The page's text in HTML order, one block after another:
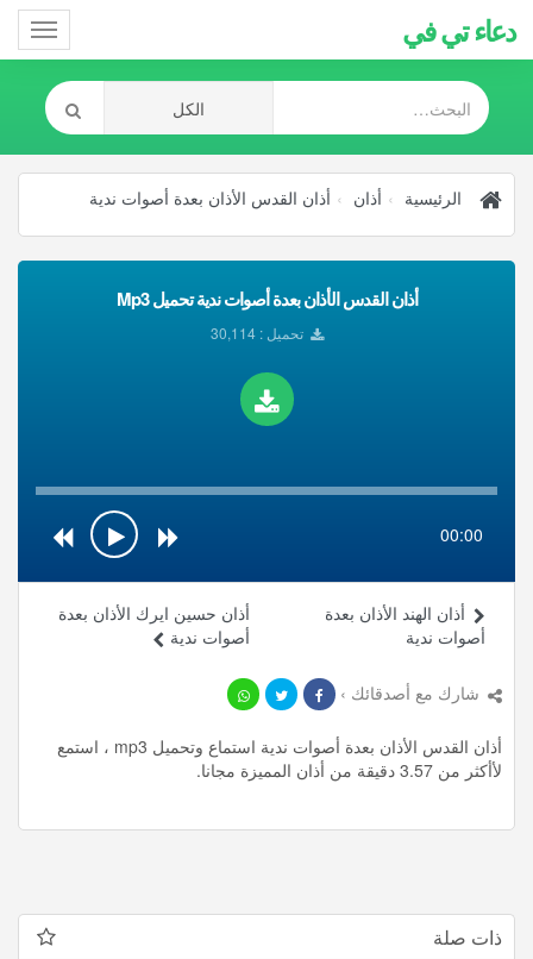
دعاء تي في
الرئيسية أذان أذان القدس الأذان بعدة أصوات ندية
أذان القدس الأذان بعدة أصوات ندية تحميل Mp3
تحميل : 30,114
00:00
أذان حسين ايرك الأذان بعدة
أصوات ندية
أذان الهند الأذان بعدة
أصوات ندية
شارك مع أصدقائك ›
أذان القدس الأذان بعدة أصوات ندية استماع وتحميل mp3 ، استمع
لأأكثر من 3.57 دقيقة من أذان المميزة مجانا.
ذات صلة